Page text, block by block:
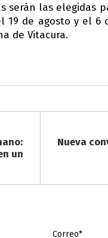
serán las elegidas
de agosto y el 6
de Vitacura.
un
Nueva
Correo*